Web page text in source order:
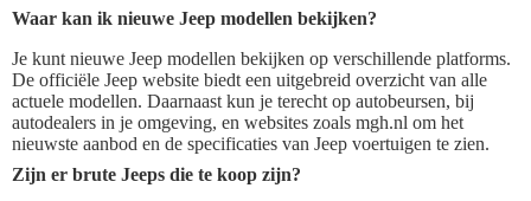
Waar kan ik nieuwe Jeep modellen bekijken?
Je kunt nieuwe Jeep modellen bekijken op verschillende platforms.
De officiële Jeep website biedt een uitgebreid overzicht van alle
actuele modellen. Daarnaast kun je terecht op autobeursen, bij
autodealers in je omgeving, en websites zoals mgh.nl om het
nieuwste aanbod en de specificaties van Jeep voertuigen te zien.
Zijn er brute Jeeps die te koop zijn?